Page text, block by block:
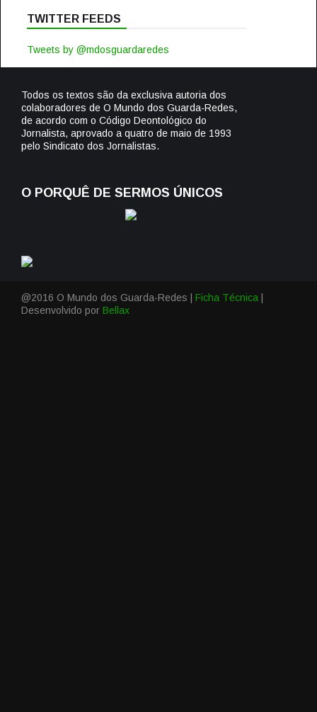
TWITTER FEEDS
Tweets by @mdosguardaredes
Todos os textos são da exclusiva autoria dos
colaboradores de O Mundo dos Guarda-Redes,
de acordo com o Código Deontológico do
Jornalista, aprovado a quatro de maio de 1993
pelo Sindicato dos Jornalistas.
O PORQUÊ DE SERMOS ÚNICOS
@2016 O Mundo dos Guarda-Redes | Ficha Técnica
Desenvolvido por Bellax